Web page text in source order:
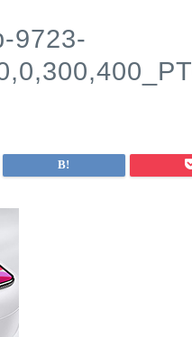
9723-